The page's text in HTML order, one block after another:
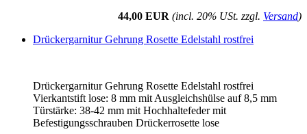
44,00 EUR (incl. 20% USt. zzgl. Versand)
Drückergarnitur Gehrung Rosette Edelstahl rostfrei
Drückergarnitur Gehrung Rosette Edelstahl rostfrei
Vierkantstift lose: 8 mm mit Ausgleichshülse auf 8,5 mm
Türstärke: 38-42 mm mit Hochhaltefeder mit
Befestigungsschrauben Drückerrosette lose